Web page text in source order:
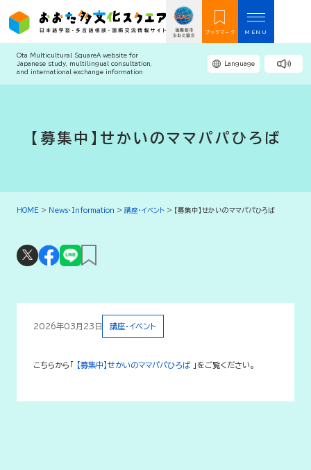
ブックマーク MENU
Ota Multicultural SquareA website for
Japanese study, multilingual consultation,
and international exchange information
Language
【募集中】せかいのママパパひろば
HOME > News・Information > 講座・イベント > 【募集中】せかいのママパパひろば
2026年03月23日 講座・イベント
こちらから「 【募集中】せかいのママパパひろば 」をご覧ください。